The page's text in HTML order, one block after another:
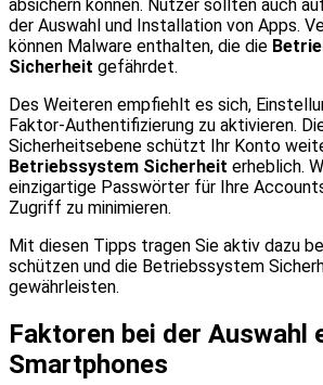
absichern können. Nutzer sollten auch
der Auswahl und Installation von Apps.
können Malware enthalten, die die
Sicherheit gefährdet.
Des Weiteren empfiehlt es sich,
Faktor-Authentifizierung zu aktivieren.
Sicherheitsebene schützt Ihr Konto
Betriebssystem Sicherheit erheblich.
einzigartige Passwörter für Ihre
Zugriff zu minimieren.
Mit diesen Tipps tragen Sie aktiv dazu
schützen und die Betriebssystem
gewährleisten.
Faktoren bei der Auswahl
Smartphones